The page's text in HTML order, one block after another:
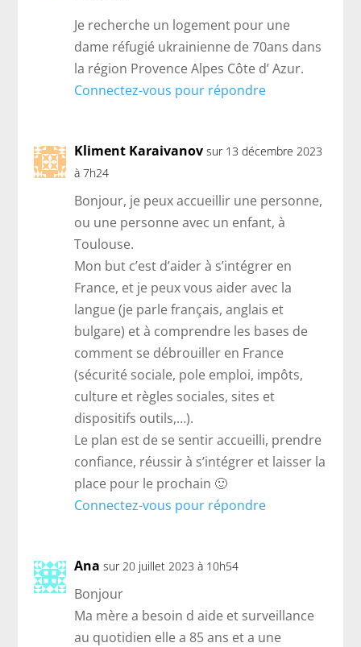
Je recherche un logement pour une
dame réfugié ukrainienne de 70ans dans
la région Provence Alpes Côte d’ Azur.
Connectez-vous pour répondre
Kliment Karaivanov sur 13 décembre 2023
à 7h24
Bonjour, je peux accueillir une personne,
ou une personne avec un enfant, à
Toulouse.
Mon but c’est d’aider à s’intégrer en
France, et je peux vous aider avec la
langue (je parle français, anglais et
bulgare) et à comprendre les bases de
comment se débrouiller en France
(sécurité sociale, pole emploi, impôts,
culture et règles sociales, sites et
dispositifs outils,…).
Le plan est de se sentir accueilli, prendre
confiance, réussir à s’intégrer et laisser la
place pour le prochain 🙂
Connectez-vous pour répondre
Ana sur 20 juillet 2023 à 10h54
Bonjour
Ma mère a besoin d aide et surveillance
au quotidien elle a 85 ans et a une